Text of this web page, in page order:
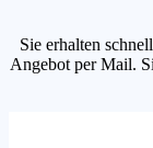
Sie erhalten
Angebot per Mail.